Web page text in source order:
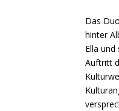
Das Duo
hinter
Ella
Auftritt